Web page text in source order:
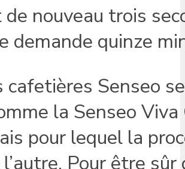
nouveau trois
demande quinze
cafetières Senseo
la Senseo
pour lequel la
Pour être